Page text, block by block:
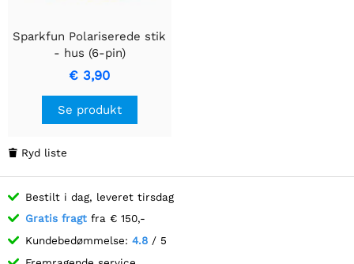
Sparkfun Polariserede stik
- hus (6-pin)
€ 3,90
Se produkt
 Ryd liste
Bestilt i dag, leveret tirsdag
Gratis fragt fra € 150,-
Kundebedømmelse: 4.8 / 5